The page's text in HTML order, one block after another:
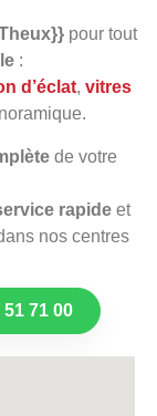
pour tout
:
d’éclat, vitres
de votre
rapide et
nos centres
51 71 00